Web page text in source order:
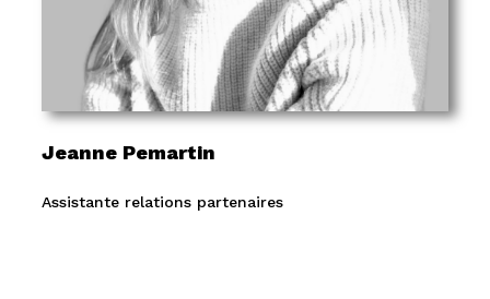
Jeanne Pemartin
Assistante relations partenaires